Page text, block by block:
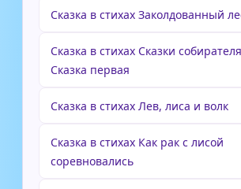
Сказка в стихах Заколдованный
Сказка в стихах Сказки
Сказка первая
Сказка в стихах Лев, лиса и волк
Сказка в стихах Как рак с лисой
соревновались